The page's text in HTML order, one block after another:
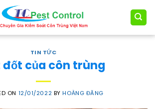
TIN TỨC
đốt của côn trùng
ON 12/01/2022 BYHOÀNG ĐĂNG